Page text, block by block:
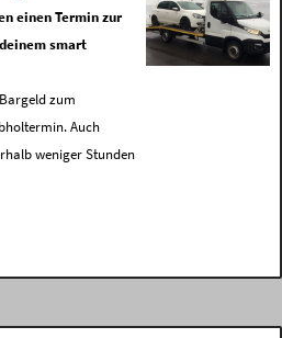
einen Termin zur
smart
zum
Auch
weniger Stunden